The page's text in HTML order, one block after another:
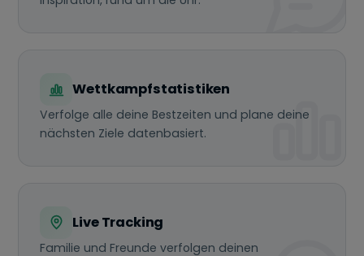
Wettkampfstatistiken
Verfolge alle deine Bestzeiten und plane deine
nächsten Ziele datenbasiert.
Live Tracking
Familie und Freunde verfolgen deinen